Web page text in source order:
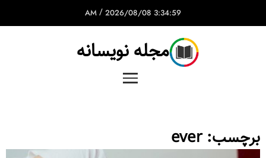
3:34:59 AM
/ 2026/08/08
مجله نویسانه
برچسب:ever